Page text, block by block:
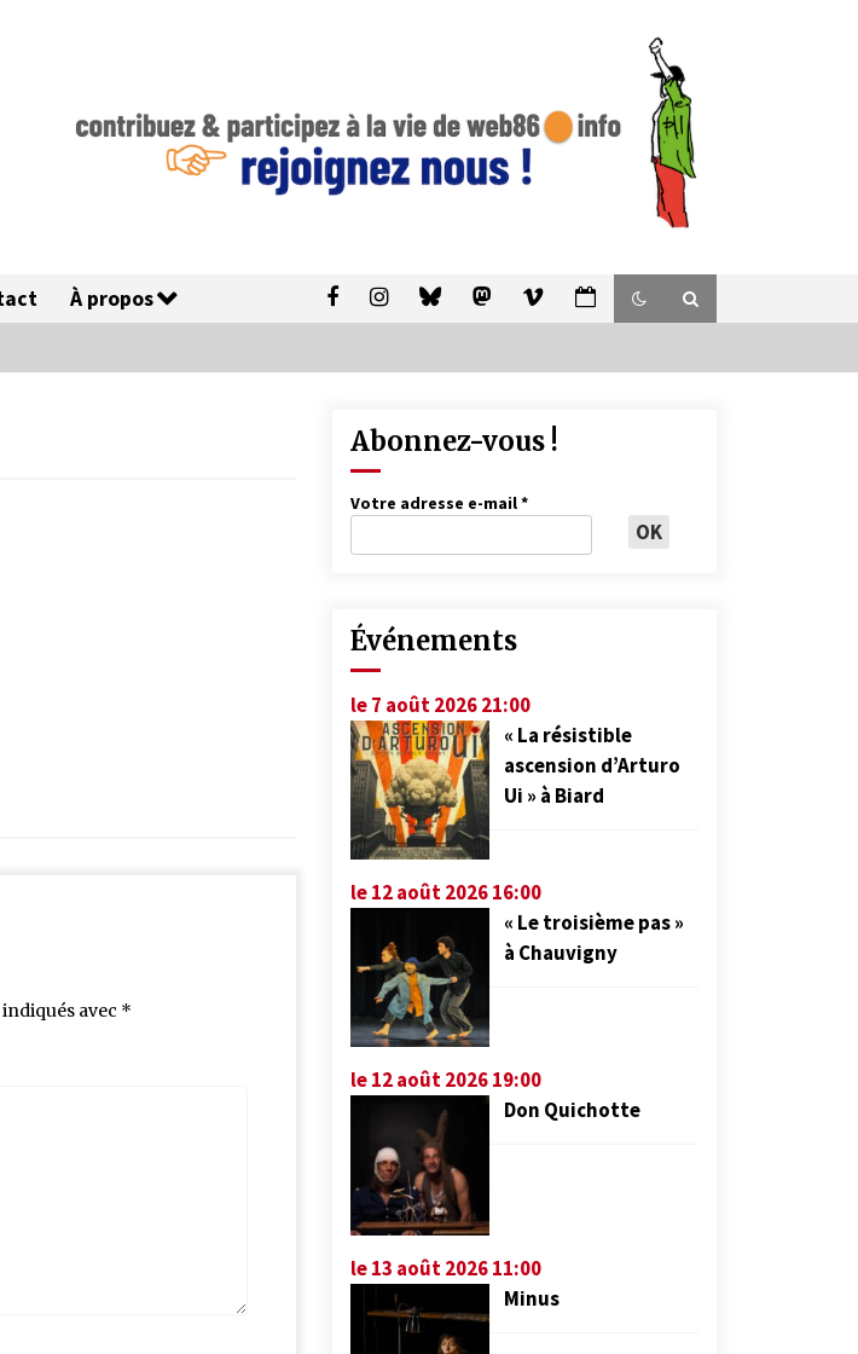
À propos
avec *
Abonnez-vous !
Votre adresse e-mail*
Événements
le 7 août 2026 21:00
« La résistible
ascension d’Arturo
Ui » à Biard
le 12 août 2026 16:00
« Le troisième pas »
à Chauvigny
le 12 août 2026 19:00
Don Quichotte
le 13 août 2026 11:00
Minus